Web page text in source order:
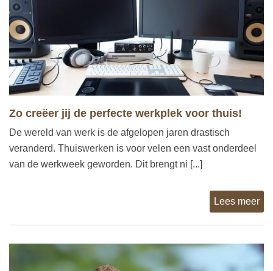
Zo creëer jij de perfecte werkplek voor thuis!
De wereld van werk is de afgelopen jaren drastisch
veranderd. Thuiswerken is voor velen een vast onderdeel
van de werkweek geworden. Dit brengt ni [...]
Lees meer